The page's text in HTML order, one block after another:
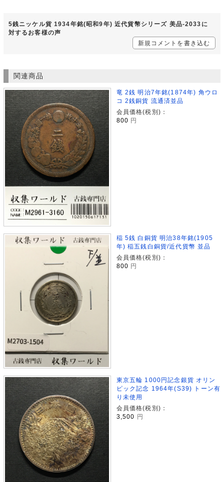
5銭ニッケル貨 1934年銘(昭和9年) 近代貨幣シリーズ 美品-2033に
対するお客様の声
新規コメントを書き込む
関連商品
竜 2銭 明治7年銘(1874年) 角ウロ
コ 2銭銅貨 流通済並品
会員価格(税別)：
800 円
稲 5銭 白銅貨 明治38年銘(1905
年) 稲五銭白銅貨/近代貨幣 並品
会員価格(税別)：
800 円
東京五輪 1000円記念銀貨 オリン
ピック記念 1964年(S39) トーン有
り未使用
会員価格(税別)：
3,500 円